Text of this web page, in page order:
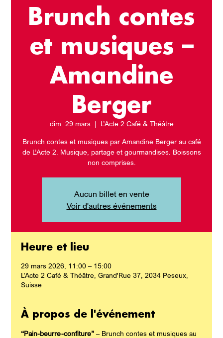
Brunch contes
et musiques –
Amandine
Berger
dim. 29 mars
  |
L’Acte 2 Café & Théâtre
Brunch contes et musiques par Amandine Berger au café
de L’Acte 2. Musique, partage et gourmandises. Boissons
non comprises.
Aucun billet en vente
Voir d'autres événements
Heure et lieu
29 mars 2026, 11:00 – 15:00
L’Acte 2 Café & Théâtre, Grand'Rue 37, 2034 Peseux,
Suisse
À propos de l'événement
“Pain-beurre-confiture” – Brunch contes et musiques au